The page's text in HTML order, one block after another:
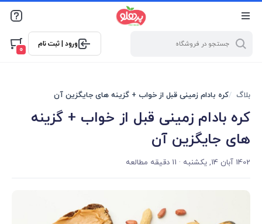
@media screen and (max-width: 500px) { .w-ch{bottom: 125px
!important; left:5px !important;} }
ورود | ثبت نام
0
بلاگ کره بادام زمینی قبل از خواب + گزینه های جایگزین آن
کره بادام زمینی قبل از خواب + گزینه
های جایگزین آن
1402 آبان 14, یکشنبه · 11 دقیقه مطالعه